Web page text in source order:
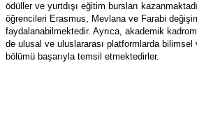
ödüller ve yurtdışı eğitim bursları
öğrencileri Erasmus, Mevlana ve Farabi
faydalanabilmektedir. Ayrıca, akademik
de ulusal ve uluslararası platformlarda bilimsel
bölümü başarıyla temsil etmektedirler.